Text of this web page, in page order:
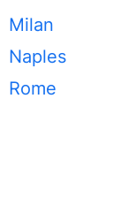
Milan
Naples
Rome